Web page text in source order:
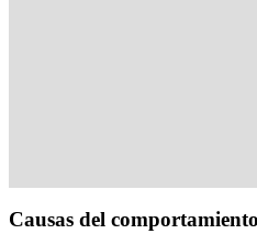
Causas del